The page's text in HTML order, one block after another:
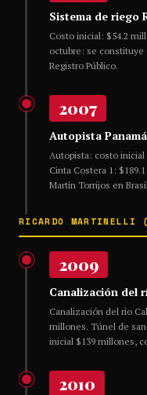
Sistema de riego
Costo inicial: $54.2
octubre: se constituye
Registro Público.
2007
Autopista
Autopista: costo inicial
Cinta Costera 1:
Martín Torrijos en
RICARDO
2009
Canalización del
Canalización del río
millones. Túnel de
inicial $139 millones,
2010